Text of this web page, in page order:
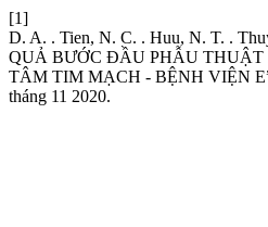
[1]
D. A. . Tien, N. C. . Huu, N. T. .
QUẢ BƯỚC ĐẦU PHẪU THUẬT
TÂM TIM MẠCH - BỆNH VIỆN
tháng 11 2020.